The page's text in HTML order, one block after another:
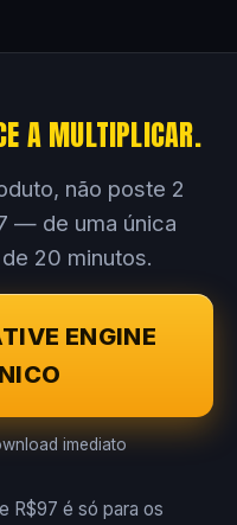
A MULTIPLICAR.
não poste 2
— de uma única
20 minutos.
ENGINE
imediato
R$97 é só para os